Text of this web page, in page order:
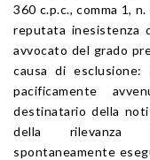
360 c.p.c., comma 1,
reputata inesistenza
avvocato del grado
causa di esclusione:
pacificamente
destinatario della
della rilevanza
spontaneamente